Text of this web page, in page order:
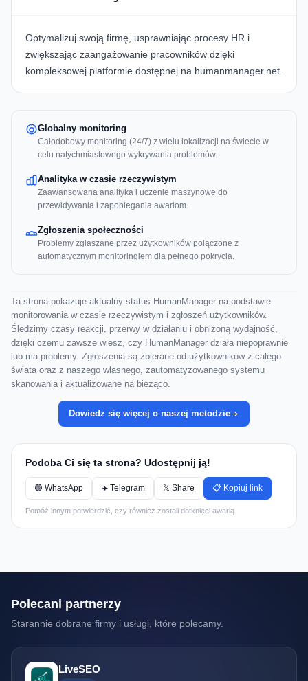
Optymalizuj swoją firmę, usprawniając procesy HR i
zwiększając zaangażowanie pracowników dzięki
kompleksowej platformie dostępnej na humanmanager.net.
Globalny monitoring
Całodobowy monitoring (24/7) z wielu lokalizacji na świecie w
celu natychmiastowego wykrywania problemów.
Analityka w czasie rzeczywistym
Zaawansowana analityka i uczenie maszynowe do
przewidywania i zapobiegania awariom.
Zgłoszenia społeczności
Problemy zgłaszane przez użytkowników połączone z
automatycznym monitoringiem dla pełnego pokrycia.
Ta strona pokazuje aktualny status HumanManager na podstawie
monitorowania w czasie rzeczywistym i zgłoszeń użytkowników.
Śledzimy czasy reakcji, przerwy w działaniu i obniżoną wydajność,
dzięki czemu zawsze wiesz, czy HumanManager działa niepoprawnie
lub ma problemy. Zgłoszenia są zbierane od użytkowników z całego
świata oraz z naszego własnego, zautomatyzowanego systemu
skanowania i aktualizowane na bieżąco.
Dowiedz się więcej o naszej metodzie
Podoba Ci się ta strona? Udostępnij ją!
🟢 WhatsApp ✈️ Telegram 𝕏 Share 📋 Kopiuj link
Pomóż innym potwierdzić, czy również zostali dotknięci awarią.
Polecani partnerzy
Starannie dobrane firmy i usługi, które polecamy.
LiveSEO